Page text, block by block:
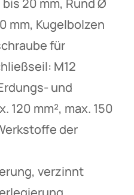
20 mm, Rund Ø
mm, Kugelbolzen
für
M12
und
120 mm², max. 150
der
verzinnt